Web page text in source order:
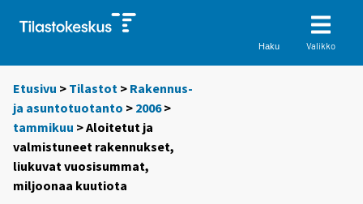
Haku Valikko
Etusivu > Tilastot > Rakennus-
ja asuntotuotanto > 2006>
tammikuu > Aloitetut ja
valmistuneet rakennukset,
liukuvat vuosisummat,
miljoonaa kuutiota